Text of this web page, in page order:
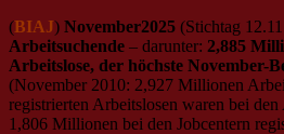
(BIAJ) November2025 (Stichtag
Arbeitsuchende – darunter: 2,885
Arbeitslose, der höchste November-
(November 2010: 2,927 Millionen
registrierten Arbeitslosen waren bei
1,806 Millionen bei den Jobcentern